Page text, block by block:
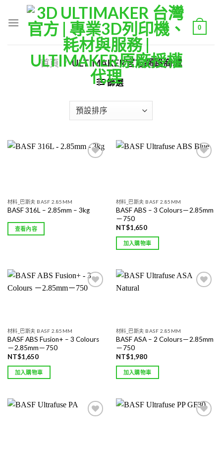
0
首頁 / ULTIMAKER官方網路商城
篩選
材料_巴斯夫 BASF 2.85MM
BASF 316L – 2.85mm – 3kg
查看內容
材料_巴斯夫 BASF 2.85MM
BASF ABS – 3 Colours－2.85mm
－750
NT$1,650
加入購物車
材料_巴斯夫 BASF 2.85MM
BASF ABS Fusion+ – 3 Colours
－2.85mm－750
NT$1,650
加入購物車
材料_巴斯夫 BASF 2.85MM
BASF ASA – 2 Colours－2.85mm
－750
NT$1,980
加入購物車